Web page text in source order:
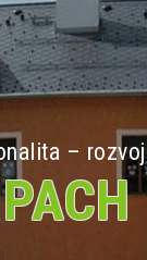
– rozvoj